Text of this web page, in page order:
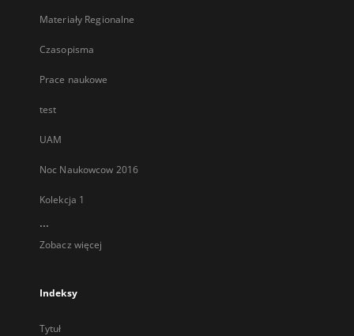
Materiały Regionalne
Czasopisma
Prace naukowe
test
UAM
Noc Naukowcow 2016
Kolekcja 1
...
Zobacz więcej
Indeksy
Tytuł